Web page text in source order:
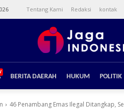
Tentang Kami Redaksi kontak
BERITA DAERAH HUKUM POLITIK
46 Penambang Emas Ilegal Ditangkap,